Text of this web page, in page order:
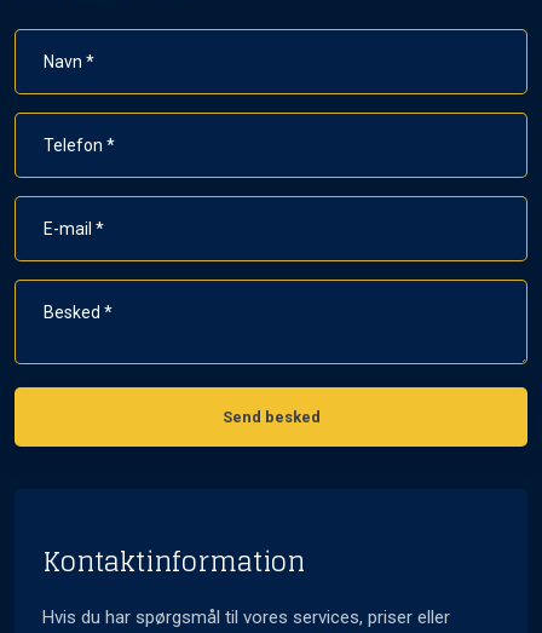
Kontaktinformation
Hvis du har spørgsmål til vores services, priser eller